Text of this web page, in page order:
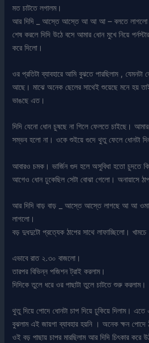
মত চাটতে লগালম।
আর দিদি _ আস্তে আস্তে আ আ আ – বলতে লাগলো
শেষ করলে দিদি উঠে বসে আমার ধোন মুখে নিয়ে
করে দিলো।
ওর প্রতিটা ব্যাবহারে আমি বুঝতে পারছিলাম , যেমনটা
আছে। মাঝে অনেক ছেলের সাথেই শুয়েছে মনে হয়
ভাঙছে এত।
দিদি যেনো ধোন চুষছে না গিলে ফেলতে চাইছে।
সম্ভব হলো না। ওকে শুইয়ে গুদে থুতু ফেলে ধোনটা
আবারও চমক। ভার্জিন গুদ হলে অসুবিধা হতো চুদতে
আগেও ধোন ঢুকেছিল সেটা বোঝা গেলো। অনায়াসে
আর দিদি বাড় বাড় _ আস্তে আস্তে লাগছে আ আ
লাগলো।
বড় দুধদুটো প্রত্যেক ঠাপের সাথে লাফাচ্ছিলো। খামচে
এভাবে রাত ২.৩০ বাজলো।
তারপর বিভিন্ন পজিশন ট্রাই করলাম।
দিদিকে তুলে ধরে ওর পাছাটা তুলে চাটতে শুরু করলাম।
থুতু দিয়ে পোদে ধোনটা চাপ দিয়ে ঢুকিয়ে দিলাম।
বুঝলাম এই জায়গা ব্যাবহার হয়নি । অনেক ক্ষন পোদে
ওই বড় পাছায় চাপর মারছিলাম আর দিদি চিৎকার করে